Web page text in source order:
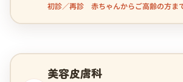
初診／再診 赤ちゃんからご高齢の方ま
美容皮膚科